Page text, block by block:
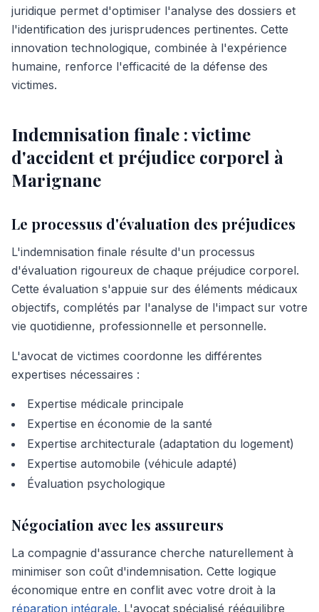
juridique permet d'optimiser l'analyse des dossiers et
l'identification des jurisprudences pertinentes. Cette
innovation technologique, combinée à l'expérience
humaine, renforce l'efficacité de la défense des
victimes.
Indemnisation finale : victime
d'accident et préjudice corporel à
Marignane
Le processus d'évaluation des préjudices
L'indemnisation finale résulte d'un processus
d'évaluation rigoureux de chaque préjudice corporel.
Cette évaluation s'appuie sur des éléments médicaux
objectifs, complétés par l'analyse de l'impact sur votre
vie quotidienne, professionnelle et personnelle.
L'avocat de victimes coordonne les différentes
expertises nécessaires :
Expertise médicale principale
Expertise en économie de la santé
Expertise architecturale (adaptation du logement)
Expertise automobile (véhicule adapté)
Évaluation psychologique
Négociation avec les assureurs
La compagnie d'assurance cherche naturellement à
minimiser son coût d'indemnisation. Cette logique
économique entre en conflit avec votre droit à la
réparation intégrale. L'avocat spécialisé rééquilibre